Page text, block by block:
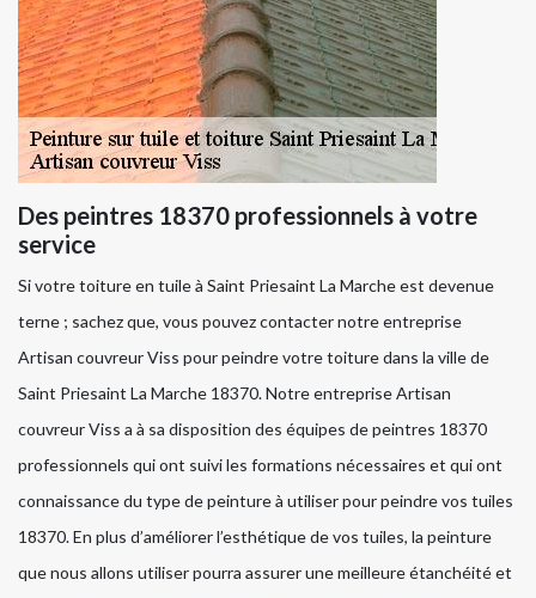
Des peintres 18370 professionnels à votre
service
Si votre toiture en tuile à Saint Priesaint La Marche est devenue
terne ; sachez que, vous pouvez contacter notre entreprise
Artisan couvreur Viss pour peindre votre toiture dans la ville de
Saint Priesaint La Marche 18370. Notre entreprise Artisan
couvreur Viss a à sa disposition des équipes de peintres 18370
professionnels qui ont suivi les formations nécessaires et qui ont
connaissance du type de peinture à utiliser pour peindre vos tuiles
18370. En plus d’améliorer l’esthétique de vos tuiles, la peinture
que nous allons utiliser pourra assurer une meilleure étanchéité et